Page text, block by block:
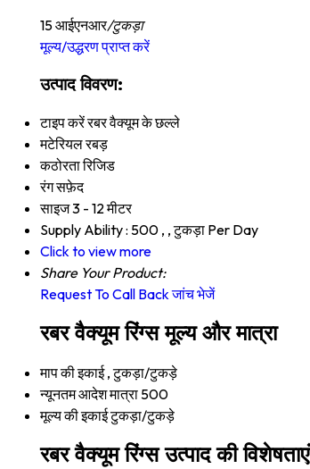
15 आईएनआर/टुकड़ा
मूल्य/उद्धरण प्राप्त करें
उत्पाद विवरण:
टाइप करेंरबर वैक्यूम के छल्ले
मटेरियलरबड़
कठोरतारिजिड
रंगसफ़ेद
साइज3 - 12 मीटर
Supply Ability : 500 , , टुकड़ा Per Day
Click to view more
Share Your Product:
Request To Call Backजांच भेजें
रबर वैक्यूम रिंग्स मूल्य और मात्रा
माप की इकाई , टुकड़ा/टुकड़े
न्यूनतम आदेश मात्रा 500
मूल्य की इकाईटुकड़ा/टुकड़े
रबर वैक्यूम रिंग्स उत्पाद की विशेषताएं